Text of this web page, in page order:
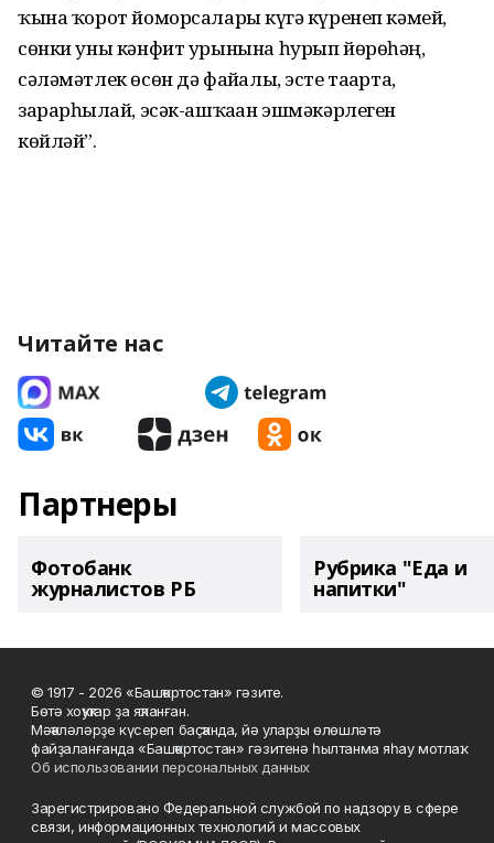
ҡына ҡорот йоморсалары күҙгә күренеп кәмей,
сөнки уны кәнфит урынына һурып йөрөһәң,
сәләмәтлек өсөн дә файҙалы, эсте таҙарта,
зарарһыҙлай, эсәк-ашҡаҙан эшмәкәрлеген
көйләй”.
Читайте нас
Партнеры
Фотобанк
журналистов РБ
Рубрика "Еда и
напитки"
© 1917 - 2026 «Башҡортостан» гәзите.
Бөтә хоҡуҡтар ҙа яҡланған.
Мәҡәләләрҙе күсереп баҫҡанда, йә уларҙы өлөшләтә
файҙаланғанда «Башҡортостан» гәзитенә һылтанма яһау мотлаҡ.
Об использовании персональных данных
Зарегистрировано Федеральной службой по надзору в сфере
связи, информационных технологий и массовых